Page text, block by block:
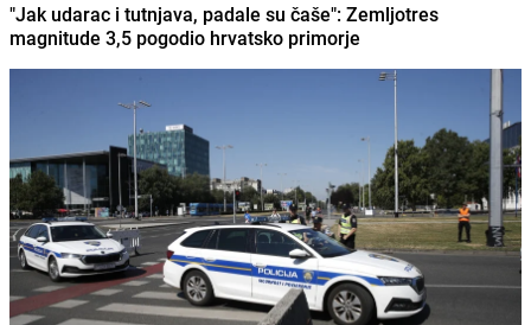
"Jak udarac i tutnjava, padale su čaše": Zemljotres
magnitude 3,5 pogodio hrvatsko primorje